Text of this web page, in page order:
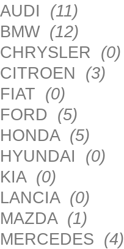
AUDI (11)
BMW (12)
CHRYSLER (0)
CITROEN (3)
FIAT (0)
FORD (5)
HONDA (5)
HYUNDAI (0)
KIA (0)
LANCIA (0)
MAZDA (1)
MERCEDES (4)